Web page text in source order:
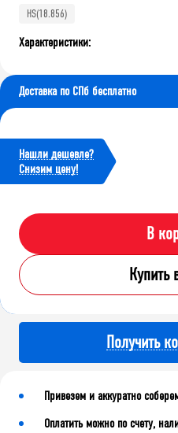
HS(18.856)
Характеристики:
Доставка по СПб бесплатно
Нашли дешевле?
Cнизим цену!
В
Купить
Получить
Привезем и аккуратно
Оплатить можно по счету,